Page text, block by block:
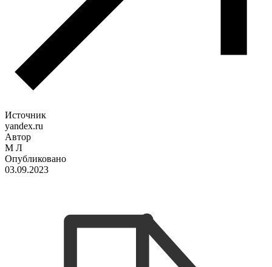
Источник
yandex.ru
Автор
М Л
Опубликовано
03.09.2023